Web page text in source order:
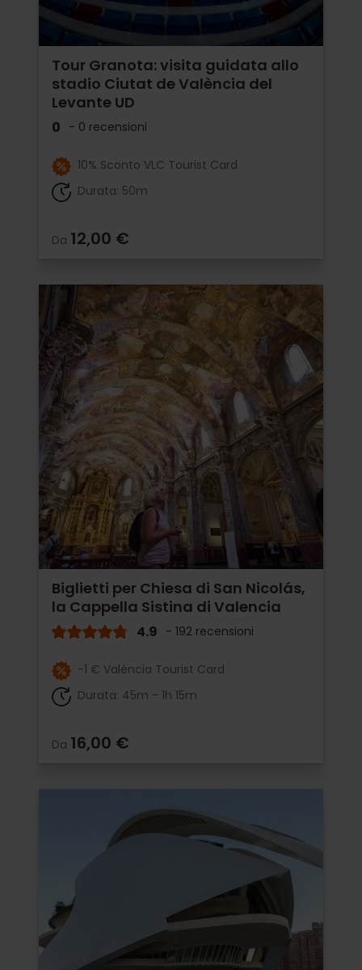
Tour Granota: visita guidata allo
stadio Ciutat de València del
Levante UD
0 - 0 recensioni
10% Sconto VLC Tourist Card
Durata: 50m
Da 12,00 €
Biglietti per Chiesa di San Nicolás,
la Cappella Sistina di Valencia
4.9 - 192 recensioni
-1 € València Tourist Card
Durata: 45m - 1h 15m
Da 16,00 €